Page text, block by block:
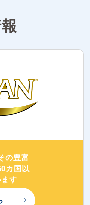
の豊富
カ国以
ます